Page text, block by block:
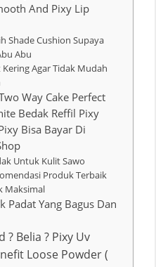
And Pixy Lip
Shade Cushion Supaya
Abu
Agar Tidak Mudah
Way Cake Perfect
Bedak Reffil Pixy
Bisa Bayar Di
Untuk Kulit Sawo
Produk Terbaik
Maksimal
Padat Yang Bagus Dan
? Belia ? Pixy Uv
Loose Powder (